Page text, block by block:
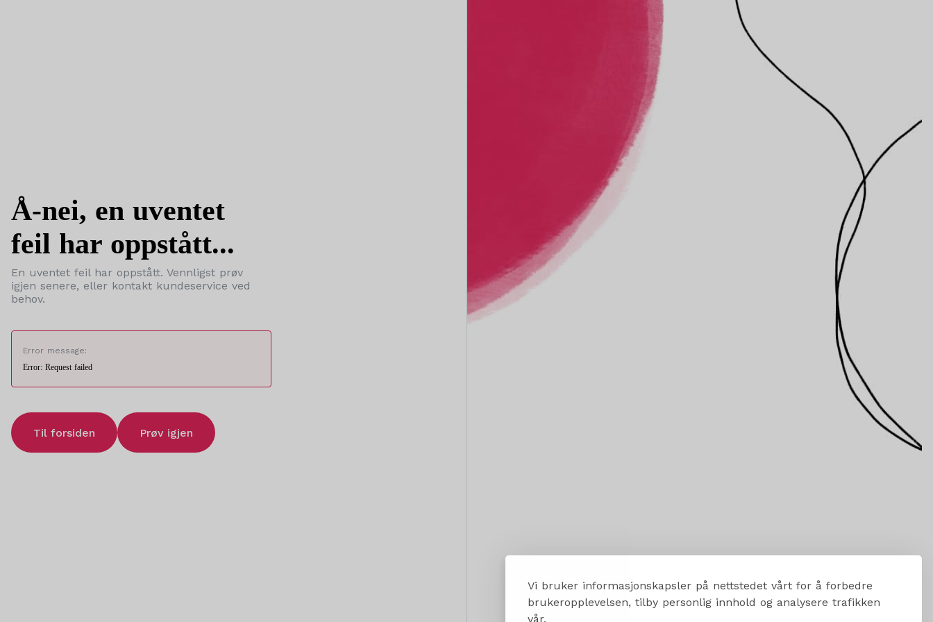
Vi bruker informasjonskapsler på nettstedet vårt for å forbedre
brukeropplevelsen, tilby personlig innhold og analysere trafikken
vår.
Å-nei, en uventet
feil har oppstått...
En uventet feil har oppstått. Vennligst prøv
igjen senere, eller kontakt kundeservice ved
behov.
Error message:
Error: Request failed
Til forsiden Prøv igjen